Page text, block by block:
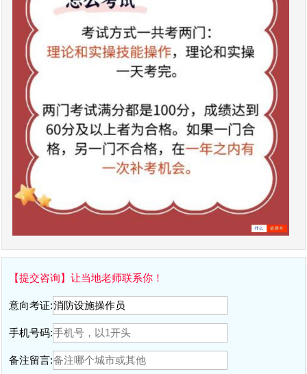
【提交咨询】让当地老师联系你！
意向考证:
手机号码:
备注留言: